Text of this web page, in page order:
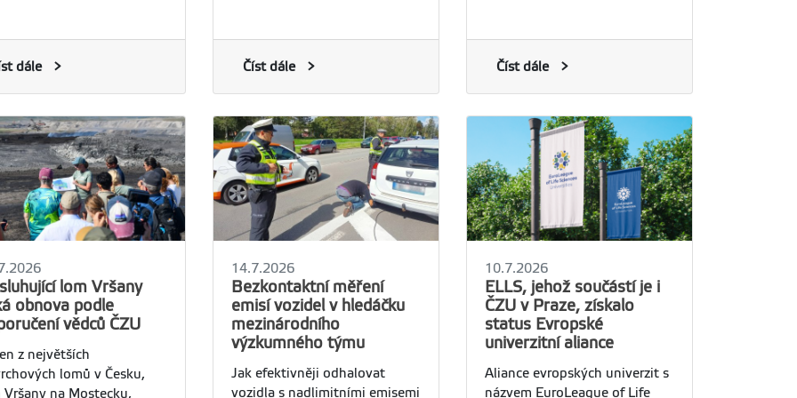
vlka obecného.
dále
rozsahu a představuje jednu z
Číst dále
července 2026.
Číst dále
lom Vršany
obnova podle
vědců ČZU
z největších
lomů v Česku,
Vršany na Mostecku,
14.7.2026
Bezkontaktní měření
emisí vozidel v hledáčku
mezinárodního
výzkumného týmu
Jak efektivněji odhalovat
vozidla s nadlimitními emisemi
10.7.2026
ELLS, jehož součástí je i
ČZU v Praze, získalo
status Evropské
univerzitní aliance
Aliance evropských univerzit s
názvem EuroLeague of Life